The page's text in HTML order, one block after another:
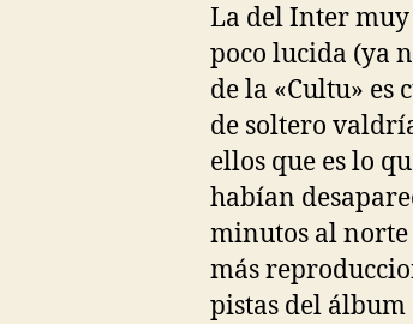
La del Inter muy
poco lucida (ya
de la «Cultu» es
de soltero
ellos que es lo
habían
minutos al norte
más
pistas del